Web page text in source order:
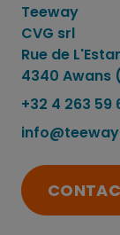
Teeway
CVG srl
Rue de
4340 Awans
+32 4 263 59